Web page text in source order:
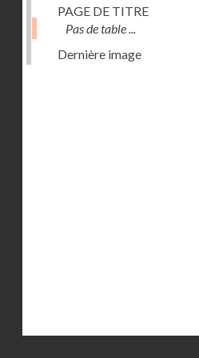
PAGE DE TITRE
Pas de table ...
Dernière image